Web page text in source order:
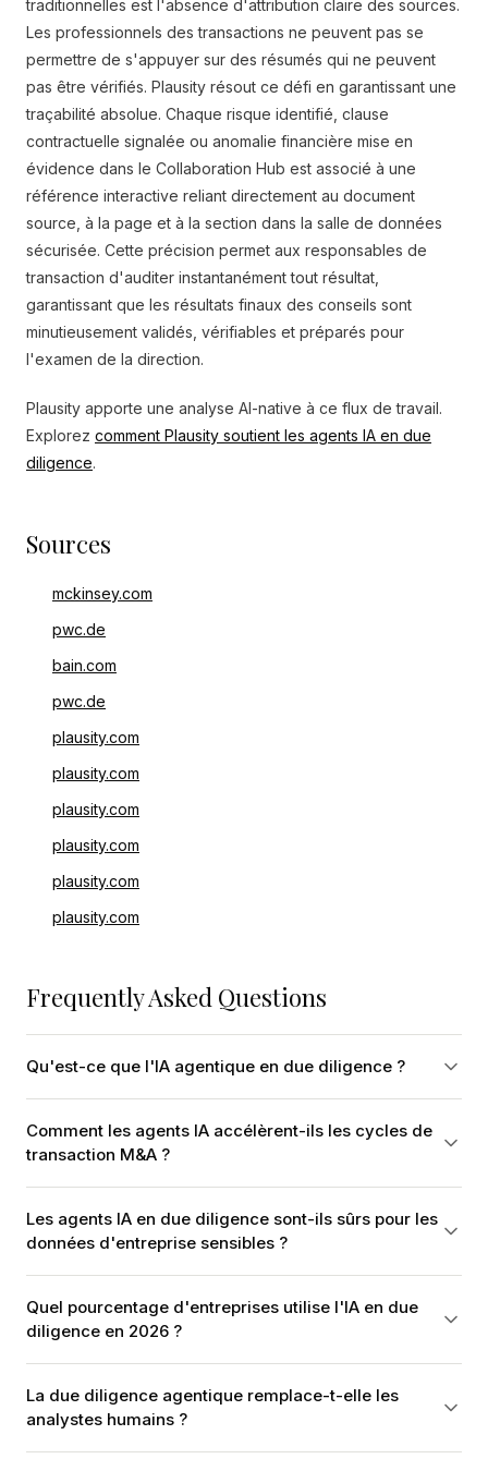
traditionnelles est l'absence d'attribution claire des sources.
Les professionnels des transactions ne peuvent pas se
permettre de s'appuyer sur des résumés qui ne peuvent
pas être vérifiés. Plausity résout ce défi en garantissant une
traçabilité absolue. Chaque risque identifié, clause
contractuelle signalée ou anomalie financière mise en
évidence dans le Collaboration Hub est associé à une
référence interactive reliant directement au document
source, à la page et à la section dans la salle de données
sécurisée. Cette précision permet aux responsables de
transaction d'auditer instantanément tout résultat,
garantissant que les résultats finaux des conseils sont
minutieusement validés, vérifiables et préparés pour
l'examen de la direction.
Plausity apporte une analyse AI-native à ce flux de travail.
Explorez comment Plausity soutient les agents IA en due
diligence.
Sources
mckinsey.com
pwc.de
bain.com
pwc.de
plausity.com
plausity.com
plausity.com
plausity.com
plausity.com
plausity.com
Frequently Asked Questions
Qu'est-ce que l'IA agentique en due diligence ?
Comment les agents IA accélèrent-ils les cycles de
transaction M&A ?
Les agents IA en due diligence sont-ils sûrs pour les
données d'entreprise sensibles ?
Quel pourcentage d'entreprises utilise l'IA en due
diligence en 2026 ?
La due diligence agentique remplace-t-elle les
analystes humains ?